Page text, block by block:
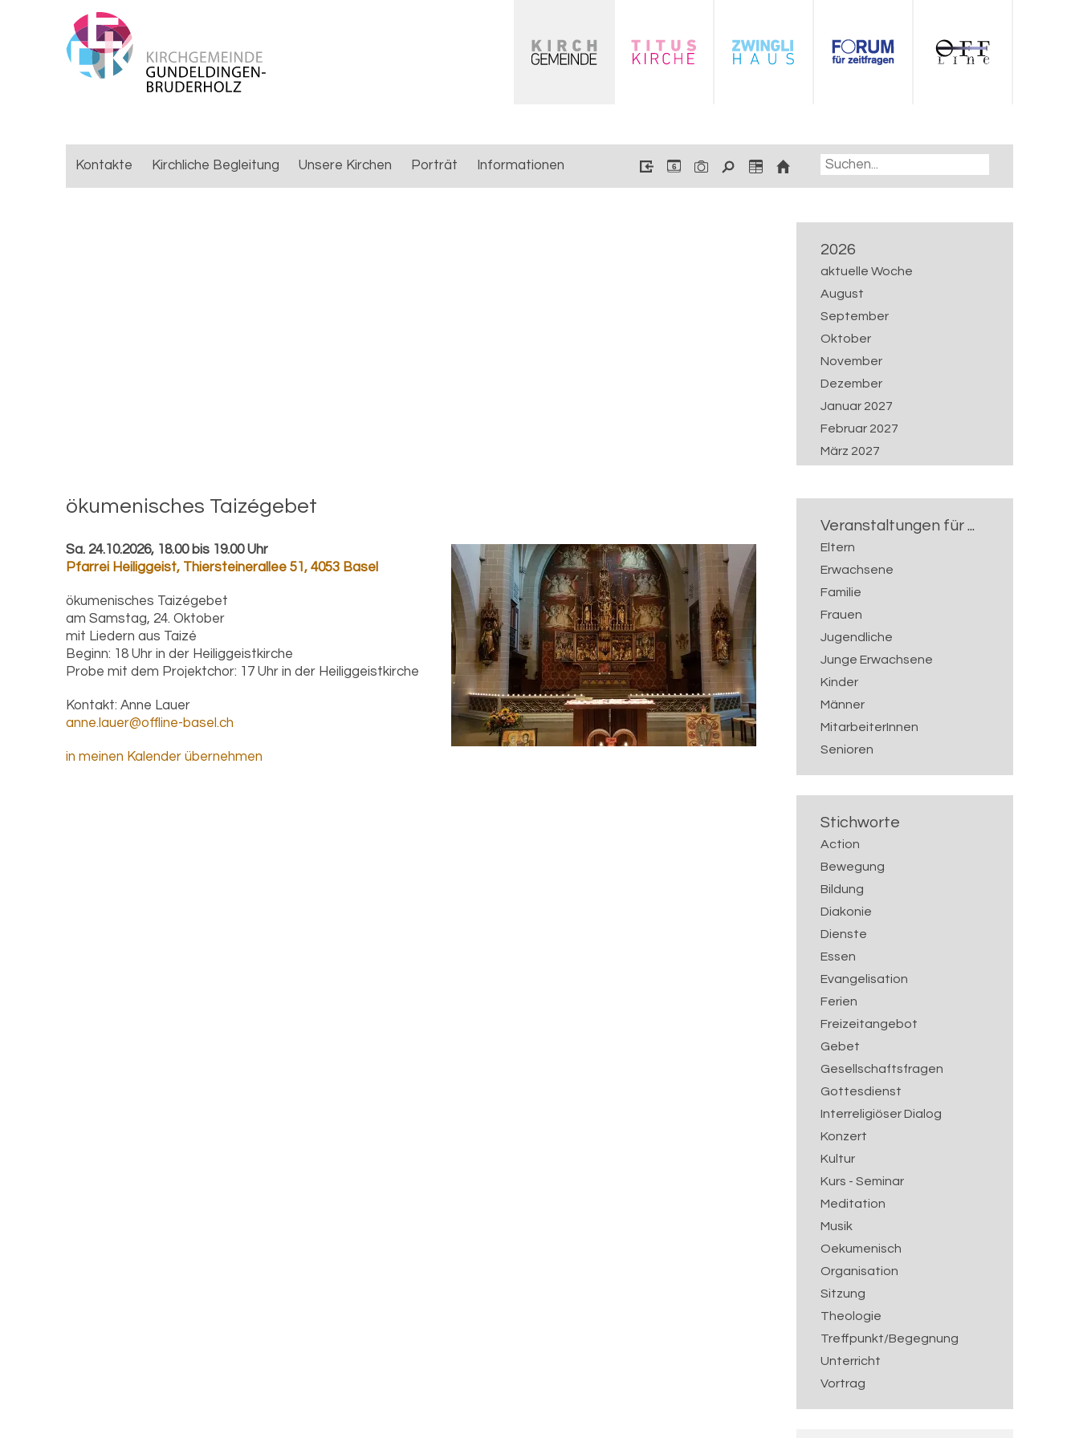
Kontakte Kirchliche Begleitung Unsere Kirchen Porträt Informationen 6
2026
aktuelle Woche
August
September
Oktober
November
Dezember
Januar 2027
Februar 2027
März 2027
Mai 2027
Juni 2027
Juli 2027
Veranstaltungen für ...
Eltern
Erwachsene
Familie
Frauen
Jugendliche
Junge Erwachsene
Kinder
Männer
MitarbeiterInnen
Senioren
Stichworte
Action
Bewegung
Bildung
Diakonie
Dienste
Essen
Evangelisation
Ferien
Freizeitangebot
Gebet
Gesellschaftsfragen
Gottesdienst
Interreligiöser Dialog
Konzert
Kultur
Kurs - Seminar
Meditation
Musik
Oekumenisch
Organisation
Sitzung
Theologie
Treffpunkt/Begegnung
Unterricht
Vortrag
öku­me­ni­sches Taizégebet
Sa. 24.10.2026, 18.00 bis 19.00 Uhr
Pfarrei Heiliggeist, Thiersteinerallee 51, 4053 Basel
ökumenisches Taizégebet
am Samstag, 24. Oktober
mit Liedern aus Taizé
Beginn: 18 Uhr in der Heiliggeistkirche
Probe mit dem Projektchor: 17 Uhr in der Heiliggeistkirche
Kontakt: Anne Lauer
anne.lauer@offline-basel.ch
in meinen Kalender übernehmen